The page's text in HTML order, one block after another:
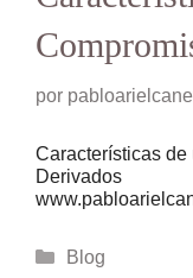
por
Características
Derivados
Categorías
Blog